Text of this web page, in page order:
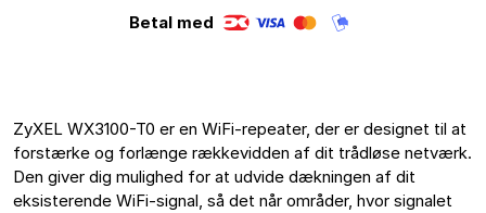
Betal med
ZyXEL WX3100-T0 er en WiFi-repeater, der er designet til at
forstærke og forlænge rækkevidden af ​​dit trådløse netværk.
Den giver dig mulighed for at udvide dækningen af ​​dit
eksisterende WiFi-signal, så det når områder, hvor signalet